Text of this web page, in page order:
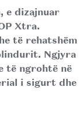
e dizajnuar
Xtra.
të rehatshëm
Ngjyra
të ngrohtë në
i sigurt dhe